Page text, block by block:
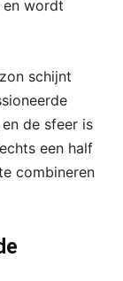
en wordt
schijnt
de sfeer is
een half
combineren